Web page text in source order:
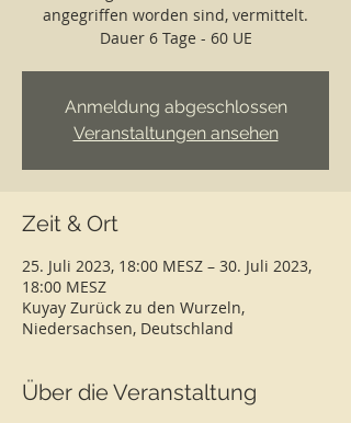
angegriffen worden sind, vermittelt.
Dauer 6 Tage - 60 UE
Anmeldung abgeschlossen
Veranstaltungen ansehen
Zeit & Ort
25. Juli 2023, 18:00 MESZ – 30. Juli 2023,
18:00 MESZ
Kuyay Zurück zu den Wurzeln,
Niedersachsen, Deutschland
Über die Veranstaltung